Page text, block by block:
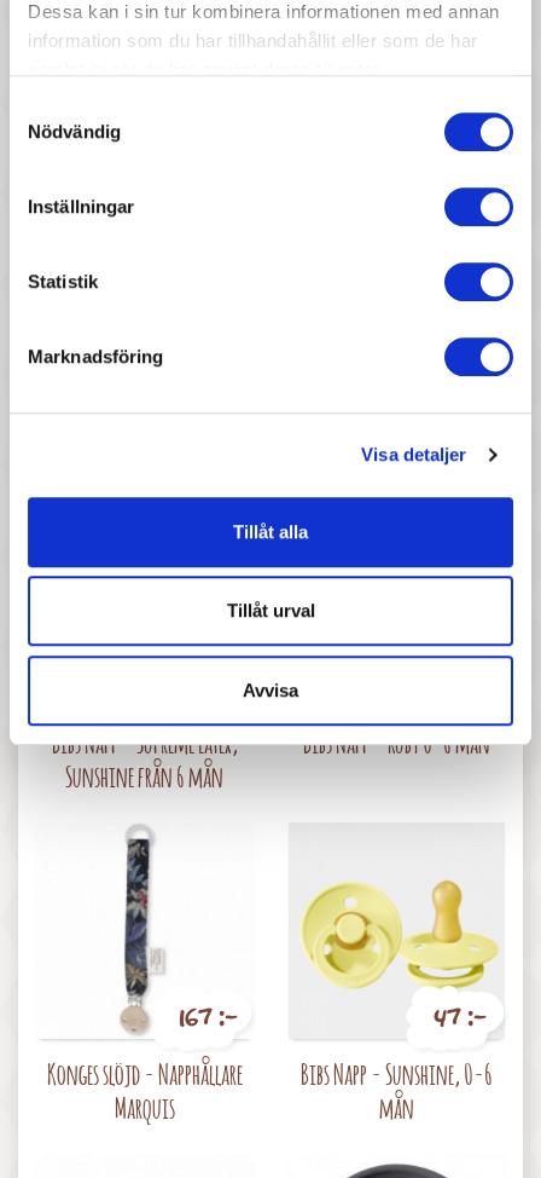
Dessa kan i sin tur kombinera informationen med annan
information som du har tillhandahållit eller som de har
Nödvändig
Inställningar
Statistik
Marknadsföring
Visa detaljer
Tillåt alla
Tillåt urval
Avvisa
Konges slöjd - Napp
Bibs Napp - Pistachio, 0-6
Konges slöjd - Napphållare
167 :-
Konges slöjd - Napphållare
Cherry
Pris
Bibs Napp - Supreme Latex,
Sunshine från 6 mån
Pris
Bibs Napp - Ruby 0-6 mån
167 :-
Konges slöjd - Napphållare
Marquis
47 :-
Bibs Napp - Sunshine, 0-6
mån